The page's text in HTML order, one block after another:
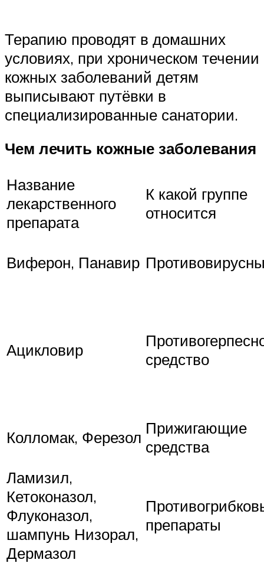
Терапию проводят в домашних
условиях, при хроническом течении
кожных заболеваний детям
выписывают путёвки в
специализированные санатории.
Чем лечить кожные заболевания
Название
лекарственного
препарата
К какой группе
относится
Виферон, Панавир
Ацикловир
средство
Колломак, Ферезол Прижигающие
средства
Ламизил,
Кетоконазол,
Флуконазол,
шампунь Низорал,
Дермазол
препараты